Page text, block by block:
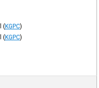
(KGPC)
(KGPC)